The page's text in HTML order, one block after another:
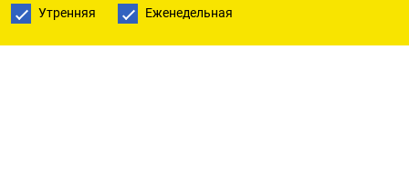
Утренняя Еженедельная
секторов экономики, сказали дипломатические
источники ЕС.